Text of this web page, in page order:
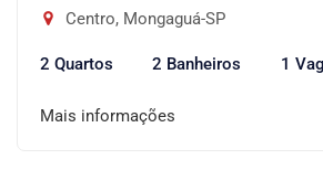
Centro, Mongaguá-SP
2 Quartos 2 Banheiros 1
Mais informações